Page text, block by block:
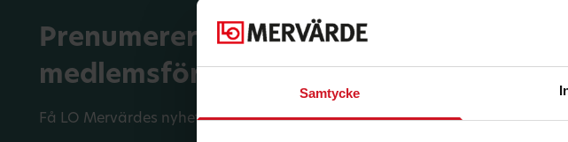
Samtycke
Prenumerera på dina
medlemsförmåner.
Få LO Mervärdes nyhetsbrev varje månad till din inkorg.